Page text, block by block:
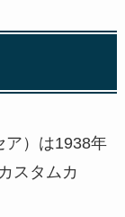
ア）は1938年
スタムカ